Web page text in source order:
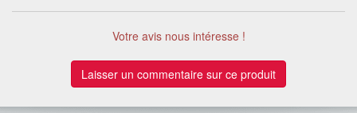
Votre avis nous intéresse !
Laisser un commentaire sur ce produit